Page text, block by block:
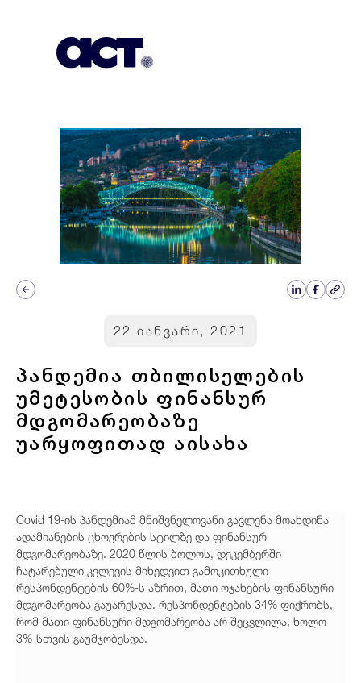
22 იანვარი, 2021
პანდემია თბილისელების
უმეტესობის ფინანსურ
მდგომარეობაზე
უარყოფითად აისახა
Covid 19-ის პანდემიამ მნიშვნელოვანი გავლენა მოახდინა
ადამიანების ცხოვრების სტილზე და ფინანსურ
მდგომარეობაზე. 2020 წლის ბოლოს, დეკემბერში
ჩატარებული კვლევის მიხედვით გამოკითხული
რესპონდენტების 60%-ს აზრით, მათი ოჯახების ფინანსური
მდგომარეობა გაუარესდა. რესპონდენტების 34% ფიქრობს,
რომ მათი ფინანსური მდგომარეობა არ შეცვლილა, ხოლო
3%-სთვის გაუმჯობესდა.